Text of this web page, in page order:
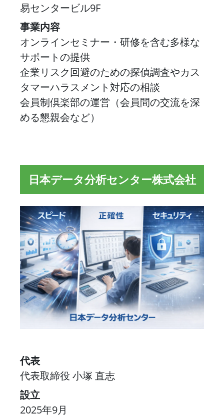
易センタービル9F
事業内容
オンラインセミナー・研修を含む多様な
サポートの提供
企業リスク回避のための探偵調査やカス
タマーハラスメント対応の相談
会員制倶楽部の運営（会員間の交流を深
める懇親会など）
日本データ分析センター株式会社
代表
代表取締役 小塚 直志
設立
2025年9月